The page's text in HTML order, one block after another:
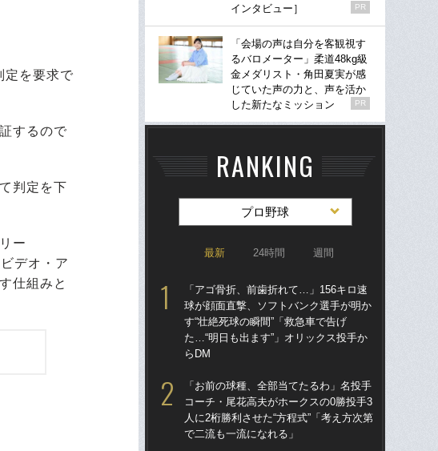
を要求で
するので
判定を下
ー
デオ・ア
仕組みと
インタビュー］
PR
「会場の声は自分を客観視す
るバロメーター」柔道48kg級
金メダリスト・角田夏実が感
じていた声の力と、声を活か
した新たなミッション
PR
RANKING
プロ野球
最新 24時間 週間
「アゴ骨折、前歯折れて…」156キロ速
球が顔面直撃、ソフトバンク選手が明か
す“壮絶死球の瞬間”「救急車で告げ
た…“明日も出ます”」オリックス投手か
らDM
「お前の球種、全部当てたるわ」名投手
コーチ・尾花高夫がホークスの0勝投手3
人に2桁勝利させた“方程式”「考え方次第
で二流も一流になれる」